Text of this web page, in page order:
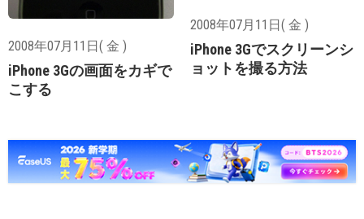
2008年07月11日( 金 )
iPhone 3Gの画面をカギで
こする
2008年07月11日( 金 )
iPhone 3Gでスクリーンシ
ョットを撮る方法